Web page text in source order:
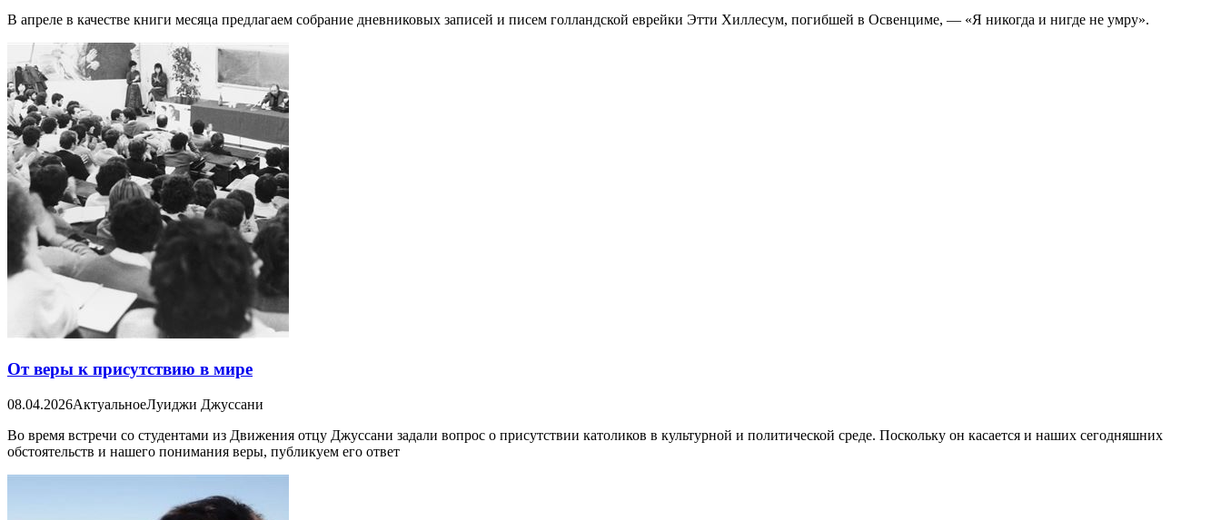
В апреле в качестве книги месяца предлагаем собрание дневниковых записей и писем голландской еврейки Этти Хиллесум, погибшей в Освенциме, — «Я никогда и нигде не умру».
От веры к присутствию в мире
08.04.2026АктуальноеЛуиджи Джуссани
Во время встречи со студентами из Движения отцу Джуссани задали вопрос о присутствии католиков в культурной и политической среде. Поскольку он касается и наших сегодняшних
обстоятельств и нашего понимания веры, публикуем его ответ